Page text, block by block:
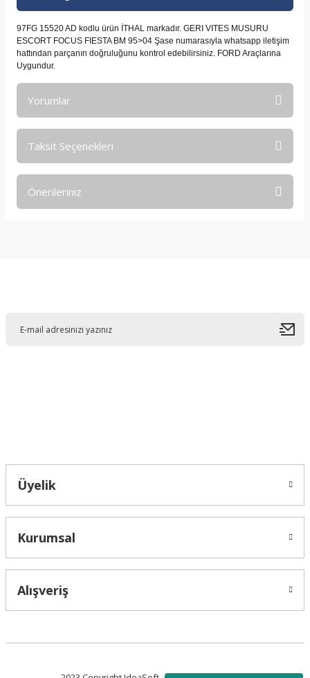
97FG 15520 AD kodlu ürün İTHAL markadır. GERI VITES MUSURU
ESCORT FOCUS FIESTA BM 95>04 Şase numarasıyla whatsapp iletişim
hattından parçanın doğruluğunu kontrol edebilirsiniz. FORD Araçlarına
Uygundur.
Yorumlar
Taksit Seçenekleri
Önerileriniz
Üyelik
Kurumsal
Alışveriş